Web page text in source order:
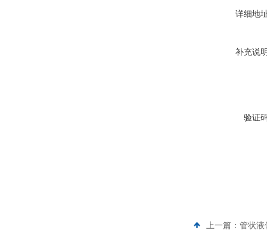
详细地
补充说
验证
上一篇： 管状液